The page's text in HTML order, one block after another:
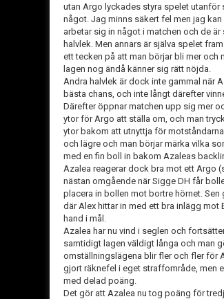
utan Argo lyckades styra spelet
något. Jag minns säkert fel men jag
arbetar sig in något i matchen och de
halvlek. Men annars är själva spelet
ett tecken på att man börjar bli mer och
lagen nog ändå känner sig rätt nöjda.
Andra halvlek är dock inte gammal när
bästa chans, och inte långt därefter
Därefter öppnar matchen upp sig mer
ytor för Argo att ställa om, och man
ytor bakom att utnyttja för
och lägre och man börjar märka vilka
med en fin boll in bakom Azaleas
Azalea reagerar dock bra mot ett Argo
nästan omgående när Sigge DH får
placera in bollen mot bortre hörnet.
där Alex hittar in med ett bra inlägg
hand i mål.
Azalea har nu vind i seglen och
samtidigt lagen väldigt långa och man
omställningslägena blir fler och fler för
gjort räknefel i eget straffområde, men
med delad poäng.
Det gör att Azalea nu tog poäng för